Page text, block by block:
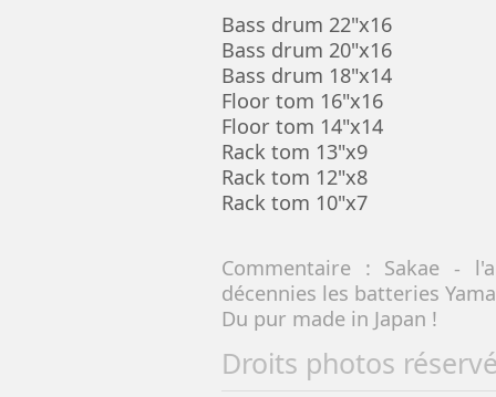
Bass drum 22"x16
Bass drum 20"x16
Bass drum 18"x14
Floor tom 16"x16
Floor tom 14"x14
Rack tom 13"x9
Rack tom 12"x8
Rack tom 10"x7
Commentaire : Sakae -
décennies les batteries
Du pur made in Japan !
Droits photos